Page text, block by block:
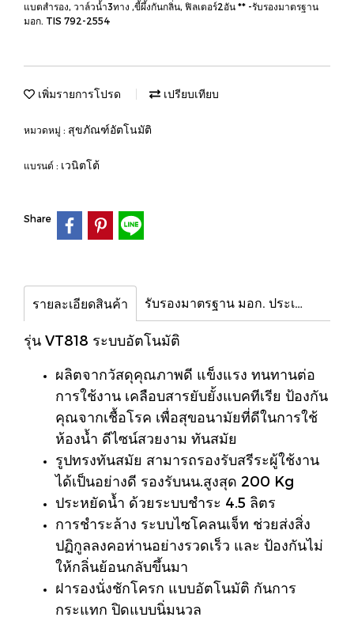
แบตสำรอง, วาล์วน้ำ3ทาง ,ขี้ผึ้งกันกลิ่น, ฟิลเตอร์2อัน ** -รับรองมาตรฐาน
มอก. TIS 792-2554
เพิ่มรายการโปรด เปรียบเทียบ
หมวดหมู่ : สุขภัณฑ์อัตโนมัติ
แบรนด์ : เวนิตโต้
Share
รายละเอียดสินค้า รับรองมาตรฐาน มอก. ประเทศไทย
รุ่น VT818 ระบบอัตโนมัติ
ผลิตจากวัสดุคุณภาพดี แข็งแรง ทนทานต่อ
การใช้งาน เคลือบสารยับยั้งแบคทีเรีย ป้องกัน
คุณจากเชื้อโรค เพื่อสุขอนามัยที่ดีในการใช้
ห้องน้ำ ดีไซน์สวยงาม ทันสมัย
รูปทรงทันสมัย สามารถรองรับสรีระผู้ใช้งาน
ได้เป็นอย่างดี รองรับนน.สูงสุด 200 Kg
ประหยัดน้ำ ด้วยระบบชำระ 4.5 ลิตร
การชำระล้าง ระบบไซโคลนเจ็ท ช่วยส่งสิ่ง
ปฏิกูลลงคอห่านอย่างรวดเร็ว และ ป้องกันไม่
ให้กลิ่นย้อนกลับขึ้นมา
ฝารองนั่งชักโครก แบบอัตโนมัติ กันการ
กระแทก ปิดแบบนิ่มนวล